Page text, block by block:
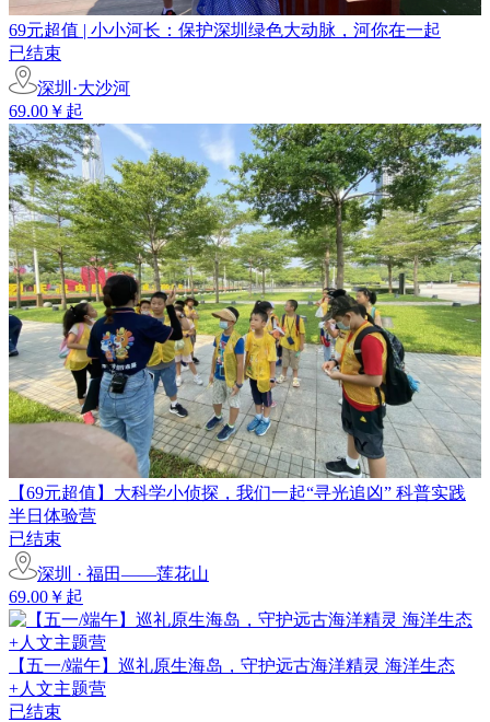
69元超值 | 小小河长：保护深圳绿色大动脉，河你在一起
已结束
深圳·大沙河
69.00￥起
【69元超值】大科学小侦探，我们一起“寻光追凶” 科普实践
半日体验营
已结束
深圳 · 福田——莲花山
69.00￥起
【五一/端午】巡礼原生海岛，守护远古海洋精灵 海洋生态
+人文主题营
已结束